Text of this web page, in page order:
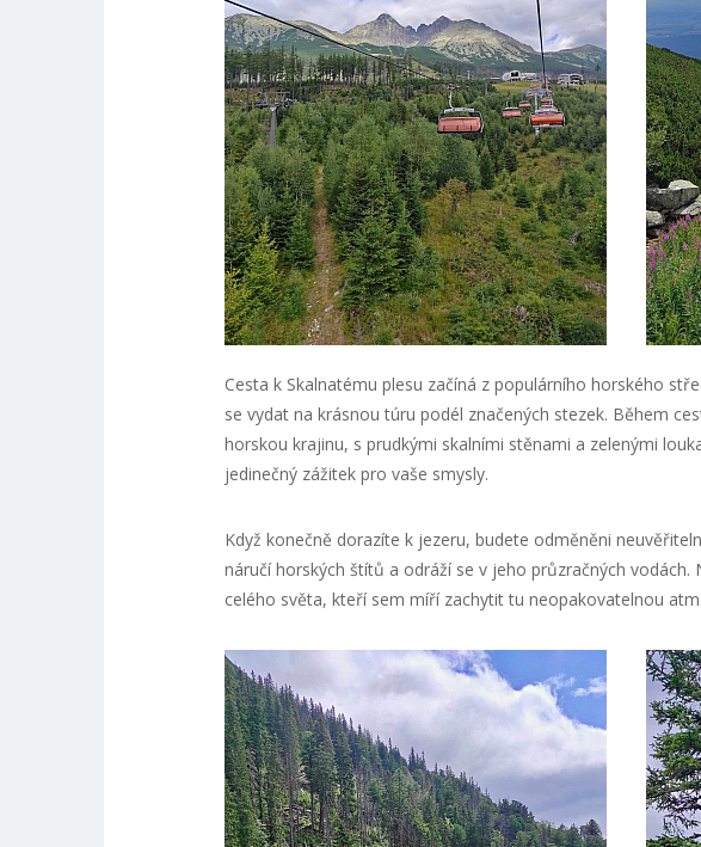
Cesta k Skalnatému plesu začíná z populárního horského
se vydat na krásnou túru podél značených stezek. Během
horskou krajinu, s prudkými skalními stěnami a zelenými
jedinečný zážitek pro vaše smysly.
Když konečně dorazíte k jezeru, budete odměněni
náručí horských štítů a odráží se v jeho průzračných
celého světa, kteří sem míří zachytit tu neopakovatelnou